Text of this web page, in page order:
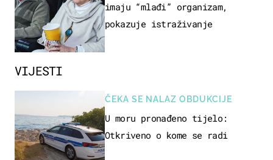
VIJESTI
ČEKA SE NALAZ OBDUKCIJE
U moru pronađeno tijelo:
Otkriveno o kome se radi
imaju “mlađi” organizam,
pokazuje istraživanje